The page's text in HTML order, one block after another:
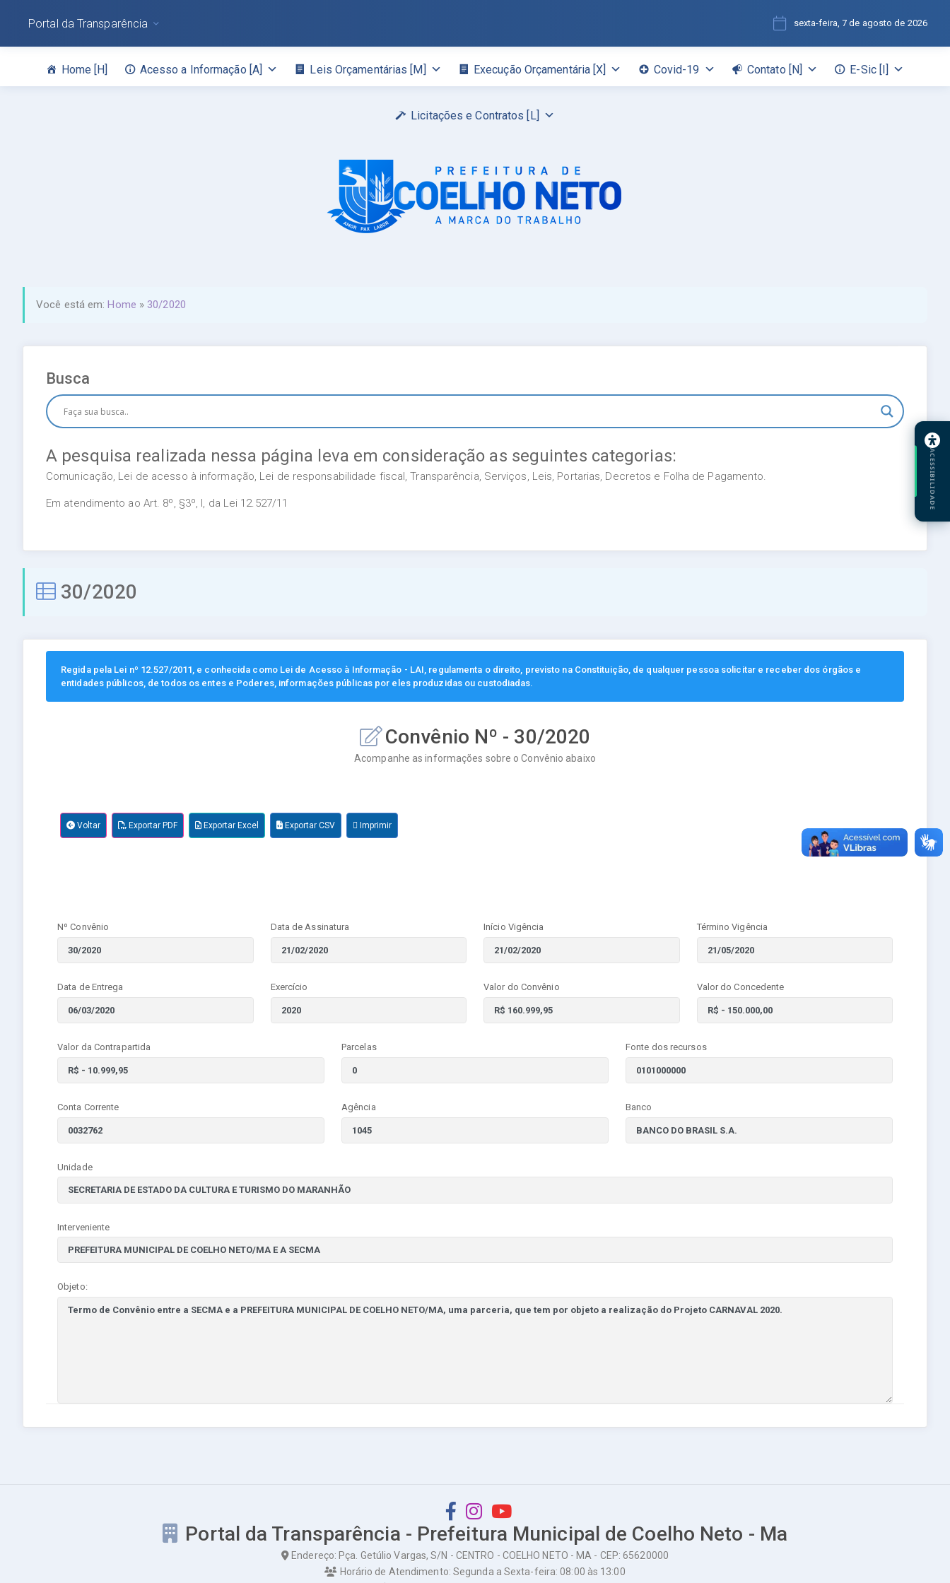
Home [H] Acesso a Informação [A] Leis Orçamentárias [M] Execução Orçamentária [X] Covid-19 Contato [N] E-Sic [I]
Licitações e Contratos [L]
Portal da Transparência sexta-feira, 7 de agosto de 2026
Você está em:Home » 30/2020
Busca
A pesquisa realizada nessa página leva em consideração as seguintes categorias:
Comunicação, Lei de acesso à informação, Lei de responsabilidade fiscal, Transparência, Serviços, Leis, Portarias, Decretos e Folha de Pagamento.
Em atendimento ao Art. 8º, §3º, I, da Lei 12.527/11
30/2020
Regida pela Lei nº 12.527/2011, e conhecida como Lei de Acesso à Informação - LAI, regulamenta o direito, previsto na Constituição, de qualquer pessoa solicitar e receber dos órgãos e
entidades públicos, de todos os entes e Poderes, informações públicas por eles produzidas ou custodiadas.
Convênio Nº - 30/2020
Acompanhe as informações sobre o Convênio abaixo
Voltar Exportar PDF Exportar Excel Exportar CSV Imprimir
Nº Convênio Data de Assinatura Início Vigência Término Vigência
Data de Entrega Exercício Valor do Convênio Valor do Concedente
Valor da Contrapartida Parcelas Fonte dos recursos
Conta Corrente Agência Banco
Unidade
Interveniente
Objeto:
Portal da Transparência - Prefeitura Municipal de Coelho Neto - Ma
Endereço: Pça. Getúlio Vargas, S/N - CENTRO - COELHO NETO - MA - CEP: 65620000
Horário de Atendimento: Segunda a Sexta-feira: 08:00 às 13:00
ACESSIBILIDADE